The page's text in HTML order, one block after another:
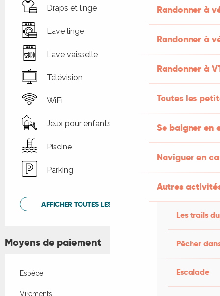
Randonner à
Randonner à
Randonner à
Toutes les
Se baigner en
Naviguer en
Autres
Les trails
Pêcher
Escalade
Draps et linge
Lave linge
Lave vaisselle
Télévision
WiFi
Jeux pour enfants / Espace jeux
Piscine
Parking
AFFICHER TOUTES LES PRESTATIONS
Moyens de paiement
Espèce
Virements